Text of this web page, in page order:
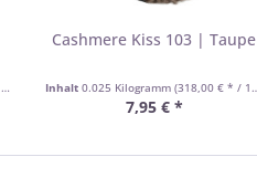
Cashmere Kiss 103 | Taupe
Inhalt0.025 Kilogramm(318,00 € * / 1 Kilogramm)
7,95 € *